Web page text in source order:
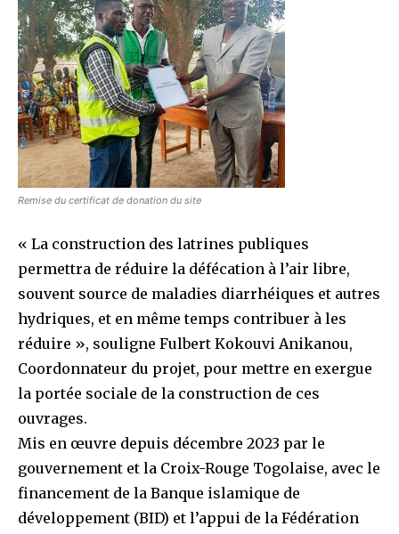
Remise du certificat de donation du site
« La construction des latrines publiques
permettra de réduire la défécation à l’air libre,
souvent source de maladies diarrhéiques et autres
hydriques, et en même temps contribuer à les
réduire », souligne Fulbert Kokouvi Anikanou,
Coordonnateur du projet, pour mettre en exergue
la portée sociale de la construction de ces
ouvrages.
Mis en œuvre depuis décembre 2023 par le
gouvernement et la Croix-Rouge Togolaise, avec le
financement de la Banque islamique de
développement (BID) et l’appui de la Fédération